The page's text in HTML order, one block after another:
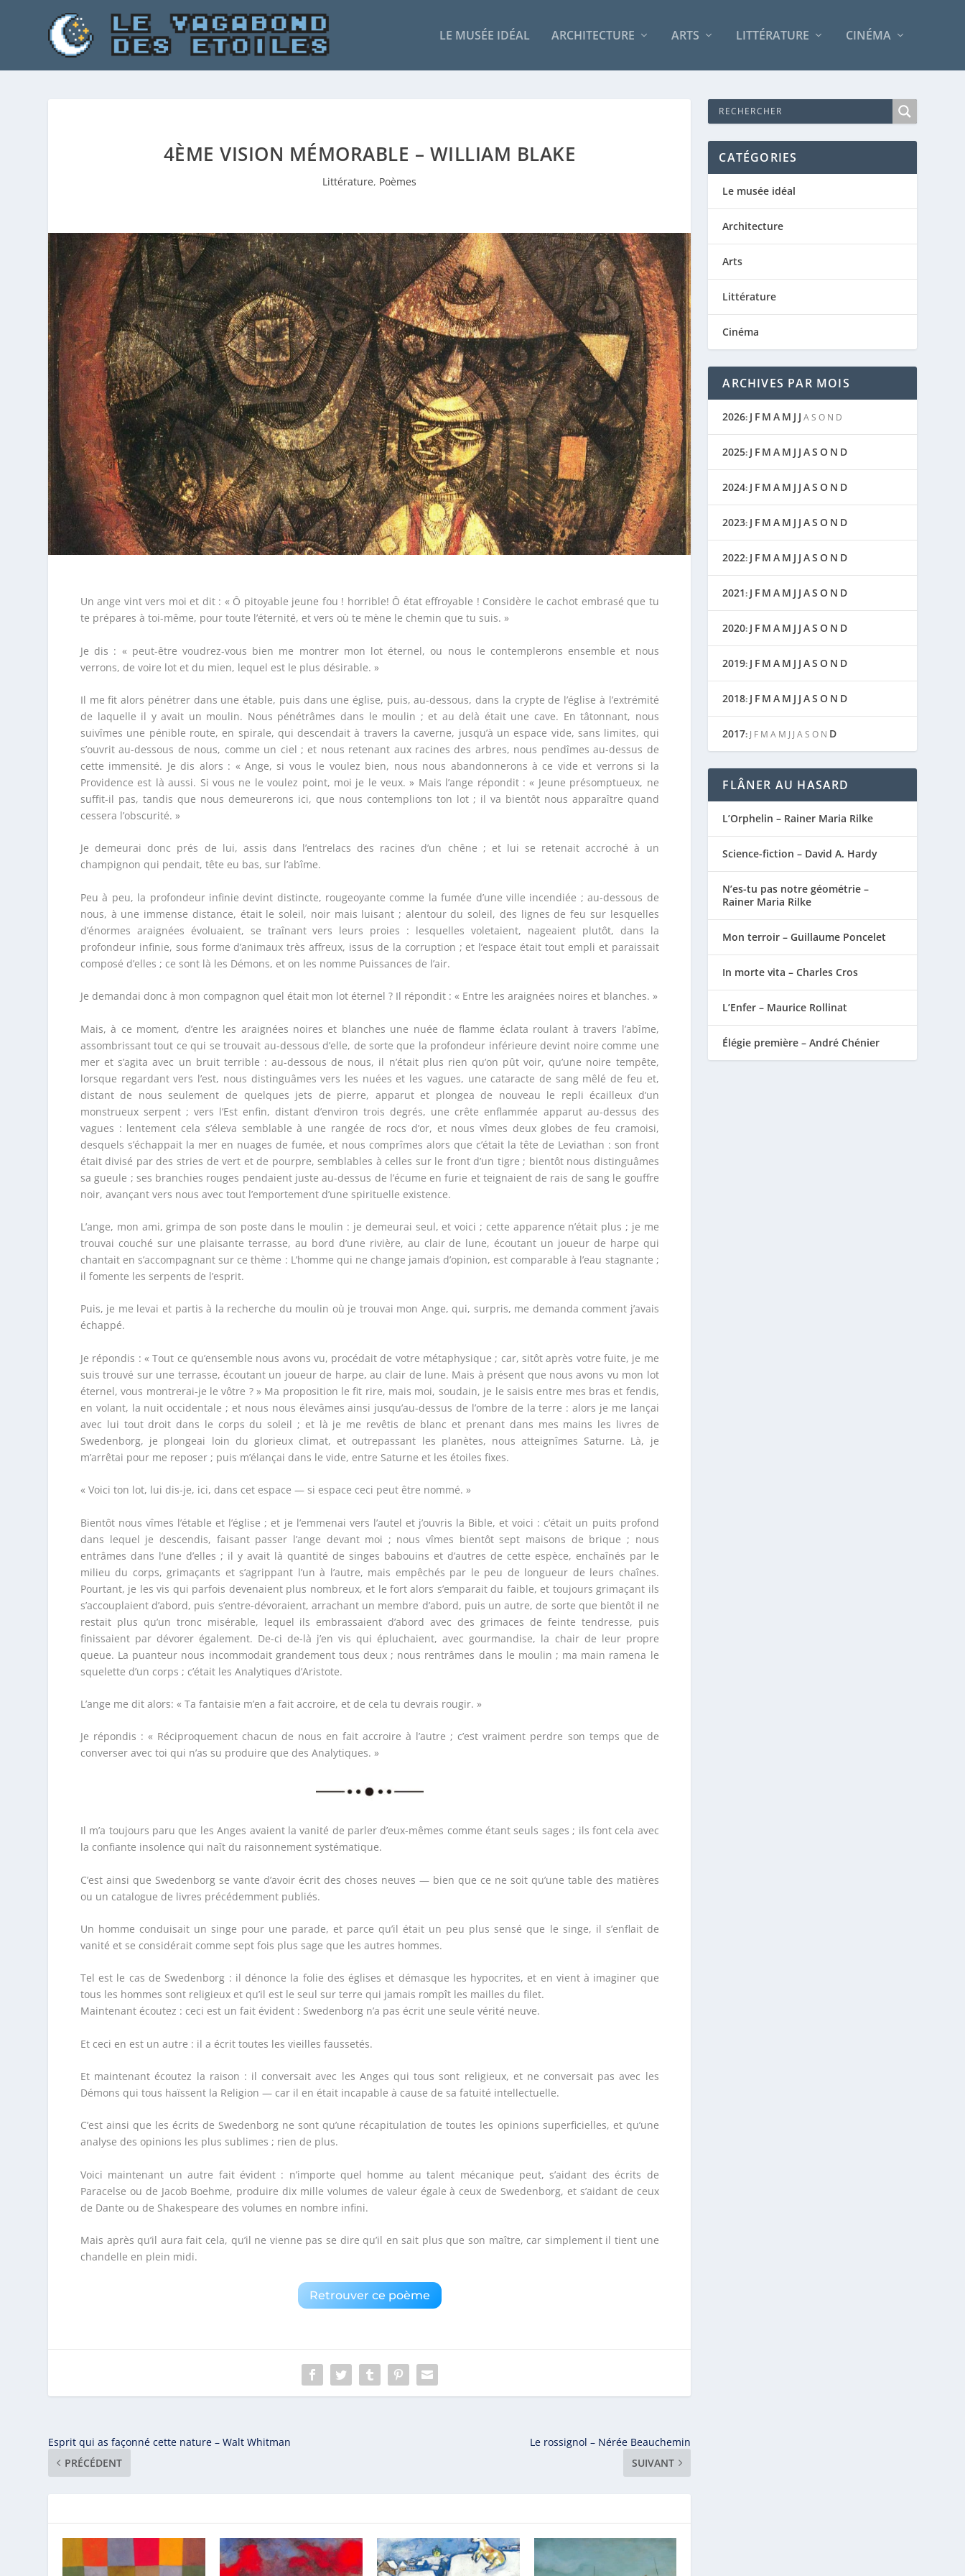
LE MUSÉE IDÉAL ARCHITECTURE ARTS LITTÉRATURE CINÉMA
4ÈME VISION MÉMORABLE – WILLIAM BLAKE
Littérature, Poèmes
Un ange vint vers moi et dit : « Ô pitoyable jeune fou ! horrible! Ô état effroyable ! Considère le cachot embrasé que tu
te prépares à toi-même, pour toute l’éternité, et vers où te mène le chemin que tu suis. »
Je dis : « peut-être voudrez-vous bien me montrer mon lot éternel, ou nous le contemplerons ensemble et nous
verrons, de voire lot et du mien, lequel est le plus désirable. »
Il me fit alors pénétrer dans une étable, puis dans une église, puis, au-dessous, dans la crypte de l’église à l’extrémité
de laquelle il y avait un moulin. Nous pénétrâmes dans le moulin ; et au delà était une cave. En tâtonnant, nous
suivîmes une pénible route, en spirale, qui descendait à travers la caverne, jusqu’à un espace vide, sans limites, qui
s’ouvrit au-dessous de nous, comme un ciel ; et nous retenant aux racines des arbres, nous pendîmes au-dessus de
cette immensité. Je dis alors : « Ange, si vous le voulez bien, nous nous abandonnerons à ce vide et verrons si la
Providence est là aussi. Si vous ne le voulez point, moi je le veux. » Mais l’ange répondit : « Jeune présomptueux, ne
suffit-il pas, tandis que nous demeurerons ici, que nous contemplions ton lot ; il va bientôt nous apparaître quand
cessera l’obscurité. »
Je demeurai donc prés de lui, assis dans l’entrelacs des racines d’un chêne ; et lui se retenait accroché à un
champignon qui pendait, tête eu bas, sur l’abîme.
Peu à peu, la profondeur infinie devint distincte, rougeoyante comme la fumée d’une ville incendiée ; au-dessous de
nous, à une immense distance, était le soleil, noir mais luisant ; alentour du soleil, des lignes de feu sur lesquelles
d’énormes araignées évoluaient, se traînant vers leurs proies : lesquelles voletaient, nageaient plutôt, dans la
profondeur infinie, sous forme d’animaux très affreux, issus de la corruption ; et l’espace était tout empli et paraissait
composé d’elles ; ce sont là les Démons, et on les nomme Puissances de l’air.
Je demandai donc à mon compagnon quel était mon lot éternel ? Il répondit : « Entre les araignées noires et blanches. »
Mais, à ce moment, d’entre les araignées noires et blanches une nuée de flamme éclata roulant à travers l’abîme,
assombrissant tout ce qui se trouvait au-dessous d’elle, de sorte que la profondeur inférieure devint noire comme une
mer et s’agita avec un bruit terrible : au-dessous de nous, il n’était plus rien qu’on pût voir, qu’une noire tempête,
lorsque regardant vers l’est, nous distinguâmes vers les nuées et les vagues, une cataracte de sang mêlé de feu et,
distant de nous seulement de quelques jets de pierre, apparut et plongea de nouveau le repli écailleux d’un
monstrueux serpent ; vers l’Est enfin, distant d’environ trois degrés, une crête enflammée apparut au-dessus des
vagues : lentement cela s’éleva semblable à une rangée de rocs d’or, et nous vîmes deux globes de feu cramoisi,
desquels s’échappait la mer en nuages de fumée, et nous comprîmes alors que c’était la tête de Leviathan : son front
était divisé par des stries de vert et de pourpre, semblables à celles sur le front d’un tigre ; bientôt nous distinguâmes
sa gueule ; ses branchies rouges pendaient juste au-dessus de l’écume en furie et teignaient de rais de sang le gouffre
noir, avançant vers nous avec tout l’emportement d’une spirituelle existence.
L’ange, mon ami, grimpa de son poste dans le moulin : je demeurai seul, et voici ; cette apparence n’était plus ; je me
trouvai couché sur une plaisante terrasse, au bord d’une rivière, au clair de lune, écoutant un joueur de harpe qui
chantait en s’accompagnant sur ce thème : L’homme qui ne change jamais d’opinion, est comparable à l’eau stagnante ;
il fomente les serpents de l’esprit.
Puis, je me levai et partis à la recherche du moulin où je trouvai mon Ange, qui, surpris, me demanda comment j’avais
échappé.
Je répondis : « Tout ce qu’ensemble nous avons vu, procédait de votre métaphysique ; car, sitôt après votre fuite, je me
suis trouvé sur une terrasse, écoutant un joueur de harpe, au clair de lune. Mais à présent que nous avons vu mon lot
éternel, vous montrerai-je le vôtre ? » Ma proposition le fit rire, mais moi, soudain, je le saisis entre mes bras et fendis,
en volant, la nuit occidentale ; et nous nous élevâmes ainsi jusqu’au-dessus de l’ombre de la terre : alors je me lançai
avec lui tout droit dans le corps du soleil ; et là je me revêtis de blanc et prenant dans mes mains les livres de
Swedenborg, je plongeai loin du glorieux climat, et outrepassant les planètes, nous atteignîmes Saturne. Là, je
m’arrêtai pour me reposer ; puis m’élançai dans le vide, entre Saturne et les étoiles fixes.
« Voici ton lot, lui dis-je, ici, dans cet espace — si espace ceci peut être nommé. »
Bientôt nous vîmes l’étable et l’église ; et je l’emmenai vers l’autel et j’ouvris la Bible, et voici : c’était un puits profond
dans lequel je descendis, faisant passer l’ange devant moi ; nous vîmes bientôt sept maisons de brique ; nous
entrâmes dans l’une d’elles ; il y avait là quantité de singes babouins et d’autres de cette espèce, enchaînés par le
milieu du corps, grimaçants et s’agrippant l’un à l’autre, mais empêchés par le peu de longueur de leurs chaînes.
Pourtant, je les vis qui parfois devenaient plus nombreux, et le fort alors s’emparait du faible, et toujours grimaçant ils
s’accouplaient d’abord, puis s’entre-dévoraient, arrachant un membre d’abord, puis un autre, de sorte que bientôt il ne
restait plus qu’un tronc misérable, lequel ils embrassaient d’abord avec des grimaces de feinte tendresse, puis
finissaient par dévorer également. De-ci de-là j’en vis qui épluchaient, avec gourmandise, la chair de leur propre
queue. La puanteur nous incommodait grandement tous deux ; nous rentrâmes dans le moulin ; ma main ramena le
squelette d’un corps ; c’était les Analytiques d’Aristote.
L’ange me dit alors: « Ta fantaisie m’en a fait accroire, et de cela tu devrais rougir. »
Je répondis : « Réciproquement chacun de nous en fait accroire à l’autre ; c’est vraiment perdre son temps que de
converser avec toi qui n’as su produire que des Analytiques. »
Il m’a toujours paru que les Anges avaient la vanité de parler d’eux-mêmes comme étant seuls sages ; ils font cela avec
la confiante insolence qui naît du raisonnement systématique.
C’est ainsi que Swedenborg se vante d’avoir écrit des choses neuves — bien que ce ne soit qu’une table des matières
ou un catalogue de livres précédemment publiés.
Un homme conduisait un singe pour une parade, et parce qu’il était un peu plus sensé que le singe, il s’enflait de
vanité et se considérait comme sept fois plus sage que les autres hommes.
Tel est le cas de Swedenborg : il dénonce la folie des églises et démasque les hypocrites, et en vient à imaginer que
tous les hommes sont religieux et qu’il est le seul sur terre qui jamais rompît les mailles du filet.
Maintenant écoutez : ceci est un fait évident : Swedenborg n’a pas écrit une seule vérité neuve.
Et ceci en est un autre : il a écrit toutes les vieilles faussetés.
Et maintenant écoutez la raison : il conversait avec les Anges qui tous sont religieux, et ne conversait pas avec les
Démons qui tous haïssent la Religion — car il en était incapable à cause de sa fatuité intellectuelle.
C’est ainsi que les écrits de Swedenborg ne sont qu’une récapitulation de toutes les opinions superficielles, et qu’une
analyse des opinions les plus sublimes ; rien de plus.
Voici maintenant un autre fait évident : n’importe quel homme au talent mécanique peut, s’aidant des écrits de
Paracelse ou de Jacob Boehme, produire dix mille volumes de valeur égale à ceux de Swedenborg, et s’aidant de ceux
de Dante ou de Shakespeare des volumes en nombre infini.
Mais après qu’il aura fait cela, qu’il ne vienne pas se dire qu’il en sait plus que son maître, car simplement il tient une
chandelle en plein midi.
Retrouver ce poème
Esprit qui as façonné cette nature – Walt Whitman
PRÉCÉDENT
Le rossignol – Nérée Beauchemin
SUIVANT
CATÉGORIES
Le musée idéal
Architecture
Arts
Littérature
Cinéma
ARCHIVES PAR MOIS
2026: J F M A M J J AS O N D
2025: J F M A M J J AS O N D
2024: J F M A M J J AS O N D
2023: J F M A M J J AS O N D
2022: J F M A M J J AS O N D
2021: J F M A M J J AS O N D
2020: J F M A M J J AS O N D
2019: J F M A M J J AS O N D
2018: J F M A M J J AS O N D
2017: J F M A M J J AS O N D
FLÂNER AU HASARD
L’Orphelin – Rainer Maria Rilke
Science-fiction – David A. Hardy
N’es-tu pas notre géométrie –
Rainer Maria Rilke
Mon terroir – Guillaume Poncelet
In morte vita – Charles Cros
L’Enfer – Maurice Rollinat
Élégie première – André Chénier